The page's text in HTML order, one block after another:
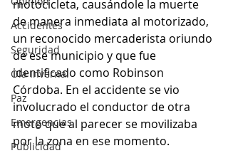
Accidentes
Seguridad
Ola Invernal
Paz
Emergencias
Publicidad
motocicleta, causándole la muerte
de manera inmediata al motorizado,
un reconocido mercaderista oriundo
de ese municipio y que fue
identificado como Robinson
Córdoba. En el accidente se vio
involucrado el conductor de otra
moto que al parecer se movilizaba
por la zona en ese momento.